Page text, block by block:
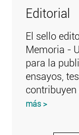
Editorial
El sello
Memoria -
para la
ensayos,
más >